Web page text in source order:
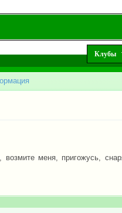
Клубы
меня, пригожусь,